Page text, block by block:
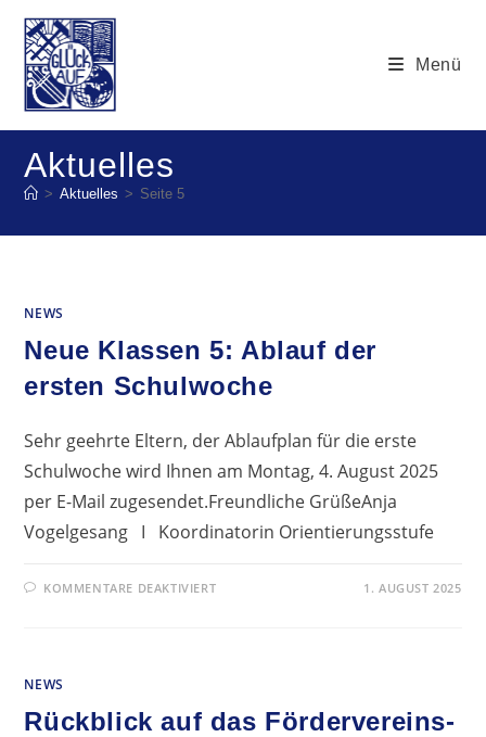
Zum
Inhalt
springen
Menü
Aktuelles
> Aktuelles > Seite 5
NEWS
Neue Klassen 5: Ablauf der
ersten Schulwoche
Sehr geehrte Eltern, der Ablaufplan für die erste
Schulwoche wird Ihnen am Montag, 4. August 2025
per E-Mail zugesendet.Freundliche GrüßeAnja
Vogelgesang I Koordinatorin Orientierungsstufe
KOMMENTARE DEAKTIVIERTFÜR 1. AUGUST 2025
NEWS
Rückblick auf das Fördervereins-